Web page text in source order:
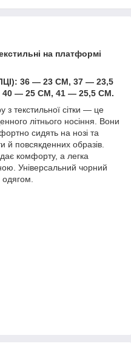
на платформі
36 — 23 СМ, 37 — 23,5
— 25 СМ, 41 — 25,5 СМ.
з текстильної сітки — це
літнього носіння. Вони
сидять на нозі та
й повсякденних образів.
комфорту, а легка
Універсальний чорний
одягом.